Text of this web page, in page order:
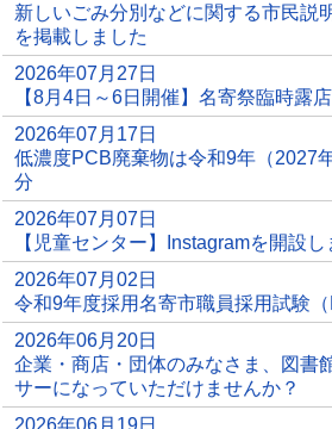
新しいごみ分別などに関する市民説
を掲載しました
2026年07月27日
【8月4日～6日開催】名寄祭臨時露店
2026年07月17日
低濃度PCB廃棄物は令和9年（2027
分
2026年07月07日
【児童センター】Instagramを開設し
2026年07月02日
令和9年度採用名寄市職員採用試験（
2026年06月20日
企業・商店・団体のみなさま、図書
サーになっていただけませんか？
2026年06月19日